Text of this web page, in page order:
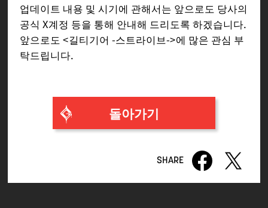
업데이트 내용 및 시기에 관해서는 앞으로도 당사의
공식 X계정 등을 통해 안내해 드리도록 하겠습니다.
앞으로도 <길티기어 -스트라이브->에 많은 관심 부
탁드립니다.
돌아가기